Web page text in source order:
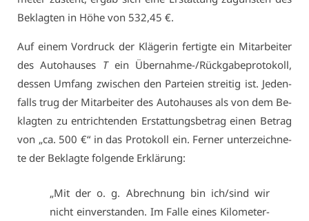
Be­klag­ten in Hö­he von 532,45 €.
Auf ei­nem Vor­druck der Klä­ge­rin fer­tig­te ein Mit­ar­bei­ter
des Au­to­hau­ses Tein Über­nah­me-/Rück­ga­be­pro­to­koll,
des­sen Um­fang zwi­schen den Par­tei­en strei­tig ist. Je­den­
falls trug der Mit­ar­bei­ter des Au­to­hau­ses als von dem Be­
klag­ten zu ent­rich­ten­den Er­stat­tungs­be­trag ei­nen Be­trag
von „ca. 500 €“ in das Pro­to­koll ein. Fer­ner un­ter­zeich­ne­
te der Be­klag­te fol­gen­de Er­klä­rung:
„Mit der o. g. Ab­rech­nung bin ich/sind wir
nicht ein­ver­stan­den. Im Fal­le ei­nes Ki­lo­me­ter-